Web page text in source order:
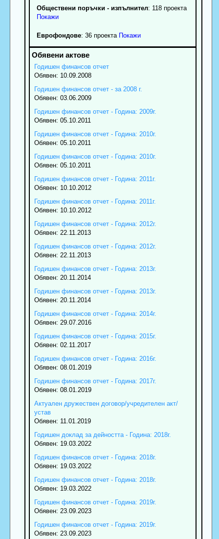
Обществени поръчки - изпълнител: 118 проекта
Покажи
Еврофондове: 36 проекта Покажи
Годишен финансов отчет
Обявен: 10.09.2008
Годишен финансов отчет - за 2008 г.
Обявен: 03.06.2009
Годишен финансов отчет - Година: 2009г.
Обявен: 05.10.2011
Годишен финансов отчет - Година: 2010г.
Обявен: 05.10.2011
Годишен финансов отчет - Година: 2010г.
Обявен: 05.10.2011
Годишен финансов отчет - Година: 2011г.
Обявен: 10.10.2012
Годишен финансов отчет - Година: 2011г.
Обявен: 10.10.2012
Годишен финансов отчет - Година: 2012г.
Обявен: 22.11.2013
Годишен финансов отчет - Година: 2012г.
Обявен: 22.11.2013
Годишен финансов отчет - Година: 2013г.
Обявен: 20.11.2014
Годишен финансов отчет - Година: 2013г.
Обявен: 20.11.2014
Годишен финансов отчет - Година: 2014г.
Обявен: 29.07.2016
Годишен финансов отчет - Година: 2015г.
Обявен: 02.11.2017
Годишен финансов отчет - Година: 2016г.
Обявен: 08.01.2019
Годишен финансов отчет - Година: 2017г.
Обявен: 08.01.2019
Актуален дружествен договор/учредителен акт/
устав
Обявен: 11.01.2019
Годишен доклад за дейността - Година: 2018г.
Обявен: 19.03.2022
Годишен финансов отчет - Година: 2018г.
Обявен: 19.03.2022
Годишен финансов отчет - Година: 2018г.
Обявен: 19.03.2022
Годишен финансов отчет - Година: 2019г.
Обявен: 23.09.2023
Годишен финансов отчет - Година: 2019г.
Обявен: 23.09.2023